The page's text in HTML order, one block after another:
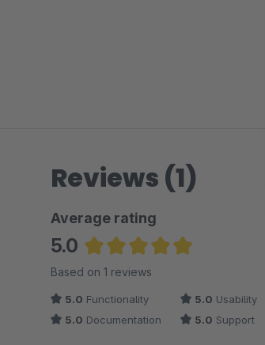
Reviews (1)
Average rating
5.0
Average rating of 5 out of 5 stars
Based on 1 reviews
5.0 Functionality 5.0 Usability
5.0 Documentation 5.0 Support